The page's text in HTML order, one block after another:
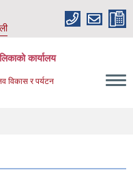
कार्यालय
विकास र पर्यटन